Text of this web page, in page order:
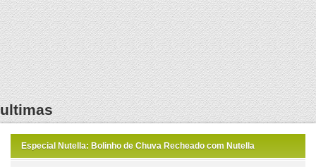
ultimas
Especial Nutella: Bolinho de Chuva Recheado com Nutella